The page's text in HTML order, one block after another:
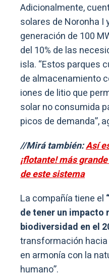
Adicionalmente,
solares de Noronha I
generación de 100
del 10% de las
isla. “Estos parques
de almacenamiento
iones de litio que
solar no consumida
picos de demanda”,
//Mirá también:Así
¡flotante! más
de este sistema
La compañía tiene el
de tener un impacto
biodiversidad en el
transformación
en armonía con la
humano”.